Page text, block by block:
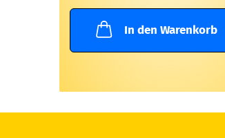
In den Warenkorb